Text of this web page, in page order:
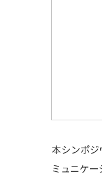
本シンポ
ミュニケ